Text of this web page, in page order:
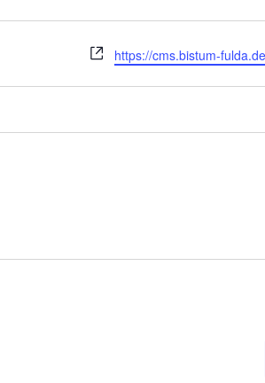
Webseite
https://cms.bistum-